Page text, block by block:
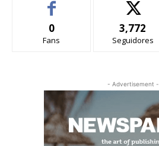
0
Fans
3,772
Seguidores
- Advertisement -